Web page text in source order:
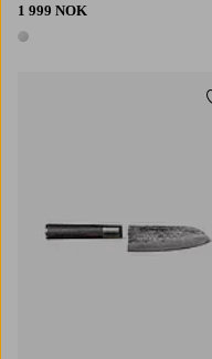
1 999 NOK
1 farge